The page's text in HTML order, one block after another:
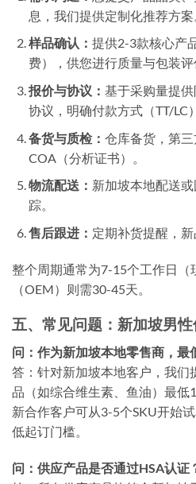
息，我们提供定制化推荐方案
样品确认： 提供2-3款核心产
费），供您进行质量与包装评
报价与协议： 基于采购量提
协议，明确付款方式（TT/LC
备货与质检： 仓库备货，第
COA（分析证书）。
物流配送： 新加坡本地配送
踪。
售后跟进： 定期补货提醒，新
整个周期通常为7-15个工作日（
（OEM）则需30-45天。
五、常见问题：新加坡男
问：作为新加坡本地零售商，最
答：针对新加坡本地客户，我们
品（如综合维生素、鱼油）最低
新合作客户可从3-5个SKU开始
低起订门槛。
问：供应产品是否通过HSA认证